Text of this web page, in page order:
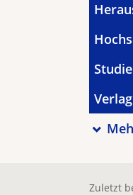
Verlag
Zuletzt